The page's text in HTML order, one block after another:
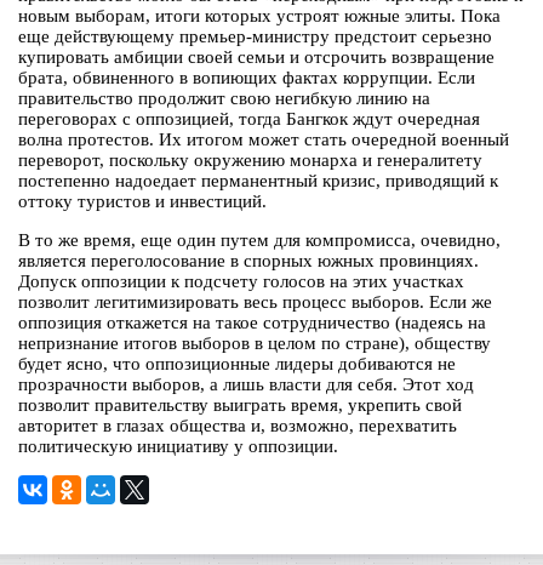
новым выборам, итоги которых устроят южные элиты. Пока
еще действующему премьер-министру предстоит серьезно
купировать амбиции своей семьи и отсрочить возвращение
брата, обвиненного в вопиющих фактах коррупции. Если
правительство продолжит свою негибкую линию на
переговорах с оппозицией, тогда Бангкок ждут очередная
волна протестов. Их итогом может стать очередной военный
переворот, поскольку окружению монарха и генералитету
постепенно надоедает перманентный кризис, приводящий к
оттоку туристов и инвестиций.
В то же время, еще один путем для компромисса, очевидно,
является переголосование в спорных южных провинциях.
Допуск оппозиции к подсчету голосов на этих участках
позволит легитимизировать весь процесс выборов. Если же
оппозиция откажется на такое сотрудничество (надеясь на
непризнание итогов выборов в целом по стране), обществу
будет ясно, что оппозиционные лидеры добиваются не
прозрачности выборов, а лишь власти для себя. Этот ход
позволит правительству выиграть время, укрепить свой
авторитет в глазах общества и, возможно, перехватить
политическую инициативу у оппозиции.